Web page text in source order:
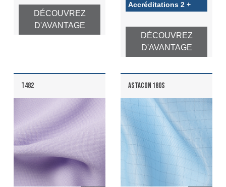
DÉCOUVREZ
D'AVANTAGE
Accréditations 2 +
DÉCOUVREZ
D'AVANTAGE
T482 ASTACON 180S